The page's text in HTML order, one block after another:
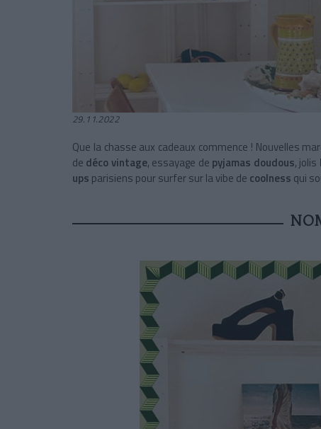
29.11.2022
Que la chasse aux cadeaux commence ! Nouvelles
de déco vintage, essayage de pyjamas doudous, jolis
ups parisiens pour surfer sur la vibe de coolness qui